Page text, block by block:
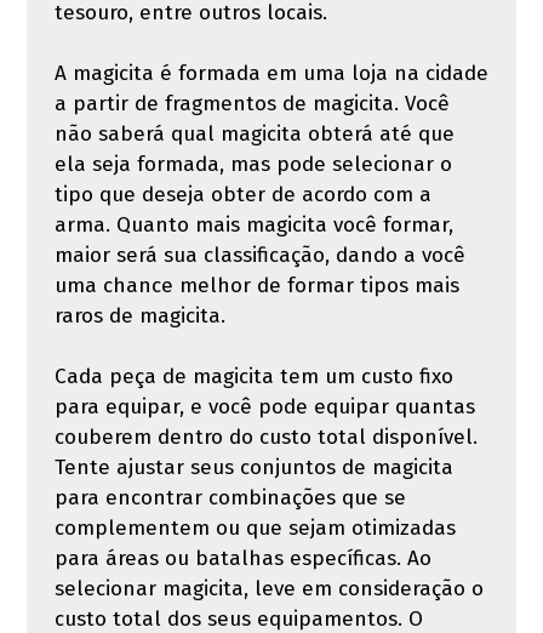
tesouro, entre outros locais.
A magicita é formada em uma loja na cidade
a partir de fragmentos de magicita. Você
não saberá qual magicita obterá até que
ela seja formada, mas pode selecionar o
tipo que deseja obter de acordo com a
arma. Quanto mais magicita você formar,
maior será sua classificação, dando a você
uma chance melhor de formar tipos mais
raros de magicita.
Cada peça de magicita tem um custo fixo
para equipar, e você pode equipar quantas
couberem dentro do custo total disponível.
Tente ajustar seus conjuntos de magicita
para encontrar combinações que se
complementem ou que sejam otimizadas
para áreas ou batalhas específicas. Ao
selecionar magicita, leve em consideração o
custo total dos seus equipamentos. O